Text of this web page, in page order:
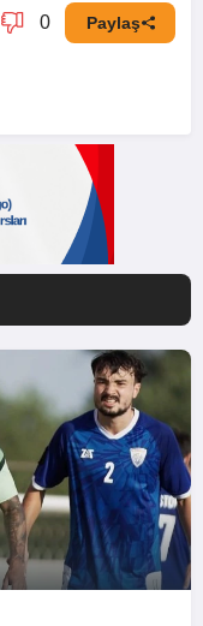
0 Paylaş